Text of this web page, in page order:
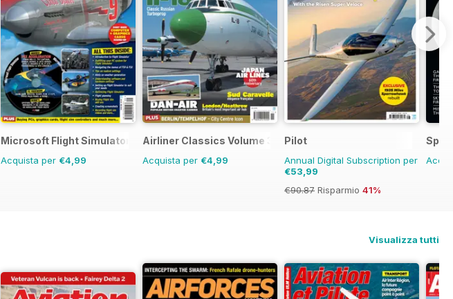
Microsoft Flight Simulator 1
Acquista per €4,99
Airliner Classics Volume 3
Acquista per €4,99
Pilot
Annual Digital Subscription per
€53,99
€90.87 Risparmio 41%
Visualizza tutti